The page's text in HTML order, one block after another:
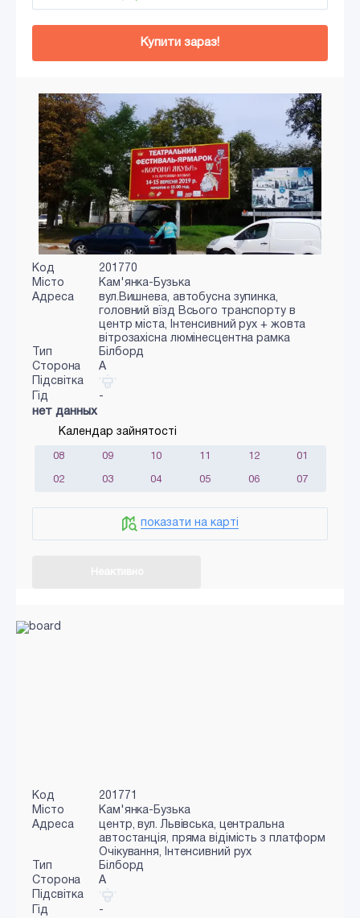
Купити зараз!
Код
201770
Місто
Кам'янка-Бузька
Адреса
вул.Вишнева, автобусна зупинка,
головний вїзд Всього транспорту в
центр міста, Інтенсивний рух + жовта
вітрозахісна люмінесцентна рамка
Тип
Білборд
Сторона
A
Підсвітка
Гід
-
нет данных
Календар зайнятості
08 09 10 11 12 01
02 03 04 05 06 07
показати на карті
Код
201771
Місто
Кам'янка-Бузька
Адреса
центр, вул. Львівська, центральна
автостанція, пряма відімість з платформ
Очікування, Інтенсивний рух
Тип
Білборд
Сторона
A
Підсвітка
Гід
-